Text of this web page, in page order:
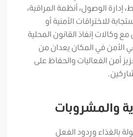
إدارة الوصول، أنظمة المراقبة،
للاختراقات الأمنية أو
وكالات إنفاذ القانون المحلية
الأمن في المكان يعدان من
أمن الفعاليات والحفاظ على
والمشروبات
بالغذاء وردود الفعل